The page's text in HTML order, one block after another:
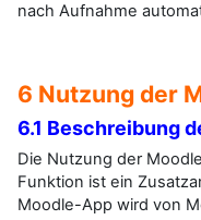
nach Aufnahme
6 Nutzung der
6.1 Beschreibung
Die Nutzung der
Funktion ist ein
Moodle-App wird von